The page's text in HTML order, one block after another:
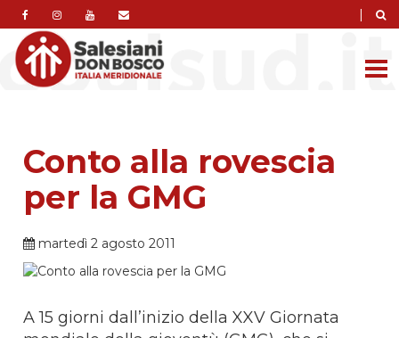
|
Conto alla rovescia
per la GMG
martedì 2 agosto 2011
A 15 giorni dall’inizio della XXV Giornata